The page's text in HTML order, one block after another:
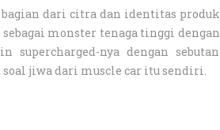
dari citra dan identitas produk
monster tenaga tinggi dengan
supercharged-nya dengan sebutan
soal jiwa dari muscle car itu sendiri.